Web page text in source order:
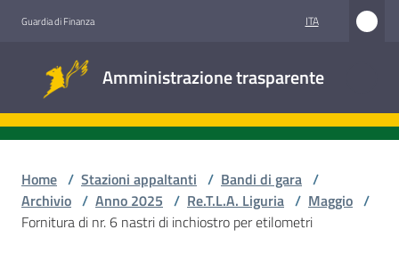
Guardia di Finanza ITA
Amministrazione trasparente
trasparente
Home / Stazioni appaltanti / Bandi di gara /
Archivio / Anno 2025 / Re.T.L.A. Liguria / Maggio /
Fornitura di nr. 6 nastri di inchiostro per etilometri